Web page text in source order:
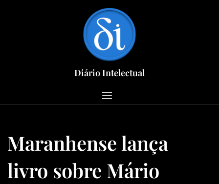
Diário Intelectual
Maranhense lança
livro sobre Mário